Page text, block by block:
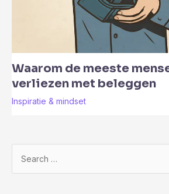
Waarom de meeste
verliezen met beleggen
Inspiratie & mindset